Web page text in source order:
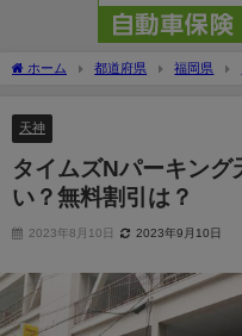
ホーム 都道府県 福岡県
天神
タイムズNパーキン
い？無料割引は？
2023年8月10日 2023年9月10日